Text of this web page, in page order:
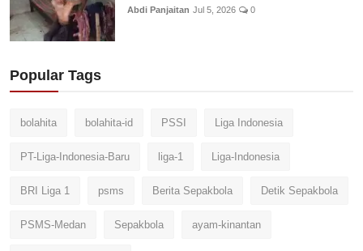
Abdi Panjaitan Jul 5, 2026 0
Popular Tags
bolahita bolahita-id PSSI Liga Indonesia
PT-Liga-Indonesia-Baru liga-1 Liga-Indonesia
BRI Liga 1 psms Berita Sepakbola Detik Sepakbola
PSMS-Medan Sepakbola ayam-kinantan